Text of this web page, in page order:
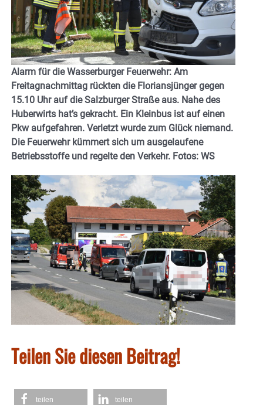
Alarm für die Wasserburger Feuerwehr: Am
Freitagnachmittag rückten die Floriansjünger gegen
15.10 Uhr auf die Salzburger Straße aus. Nahe des
Huberwirts hat’s gekracht. Ein Kleinbus ist auf einen
Pkw aufgefahren. Verletzt wurde zum Glück niemand.
Die Feuerwehr kümmert sich um ausgelaufene
Betriebsstoffe und regelte den Verkehr. Fotos: WS
Teilen Sie diesen Beitrag!
teilen teilen